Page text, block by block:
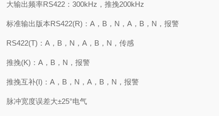
大输出频率RS422：300kHz，推挽200kHz
标准输出版本RS422(R)：A，B，N，A，B，N，报警
RS422(T)：A，B，N，A，B，N，传感
推挽(K)：A，B，N，报警
推挽互补(I)：A，B，N，A，B，N，报警
脉冲宽度误差大±25°电气